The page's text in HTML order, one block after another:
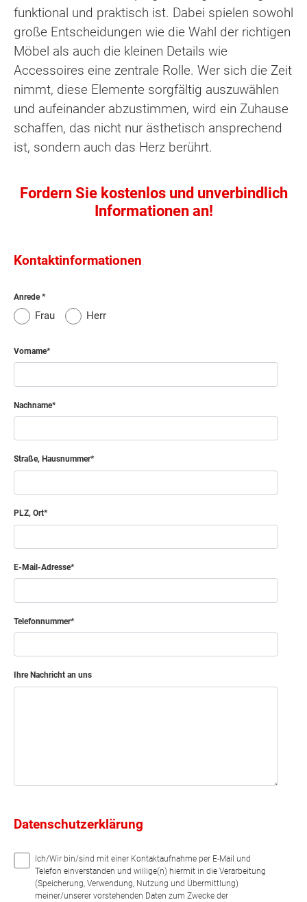
funktional und praktisch ist. Dabei spielen sowohl
große Entscheidungen wie die Wahl der richtigen
Möbel als auch die kleinen Details wie
Accessoires eine zentrale Rolle. Wer sich die Zeit
nimmt, diese Elemente sorgfältig auszuwählen
und aufeinander abzustimmen, wird ein Zuhause
schaffen, das nicht nur ästhetisch ansprechend
ist, sondern auch das Herz berührt.
Fordern Sie kostenlos und unverbindlich
Informationen an!
Kontaktinformationen
Anrede
Frau Herr
Vorname
Nachname
Straße, Hausnummer
PLZ, Ort
E-Mail-Adresse
Telefonnummer
Ihre Nachricht an uns
Datenschutzerklärung
Ich/Wir bin/sind mit einer Kontaktaufnahme per E-Mail und
Telefon einverstanden und willige(n) hiermit in die Verarbeitung
(Speicherung, Verwendung, Nutzung und Übermittlung)
meiner/unserer vorstehenden Daten zum Zwecke der